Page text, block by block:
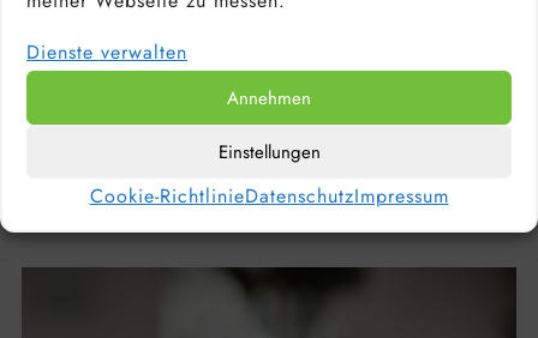
Dienste verwalten
Annehmen
Einstellungen
Cookie-RichtlinieDatenschutzImpressum
CANON EOS R5 MARK II TEST: PROFI-
KAMERA IN DER PRAXIS 2026